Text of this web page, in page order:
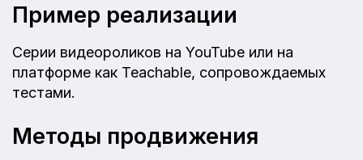
Пример реализации
Серии видеороликов на YouTube или на
платформе как Teachable, сопровождаемых
тестами.
Методы продвижения